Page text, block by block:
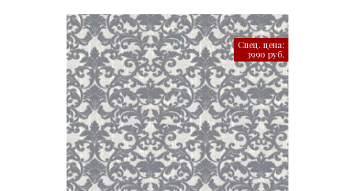
Спец. цена:
3990 руб.